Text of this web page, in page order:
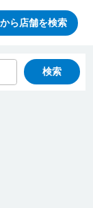
ら店舗を検索
検索